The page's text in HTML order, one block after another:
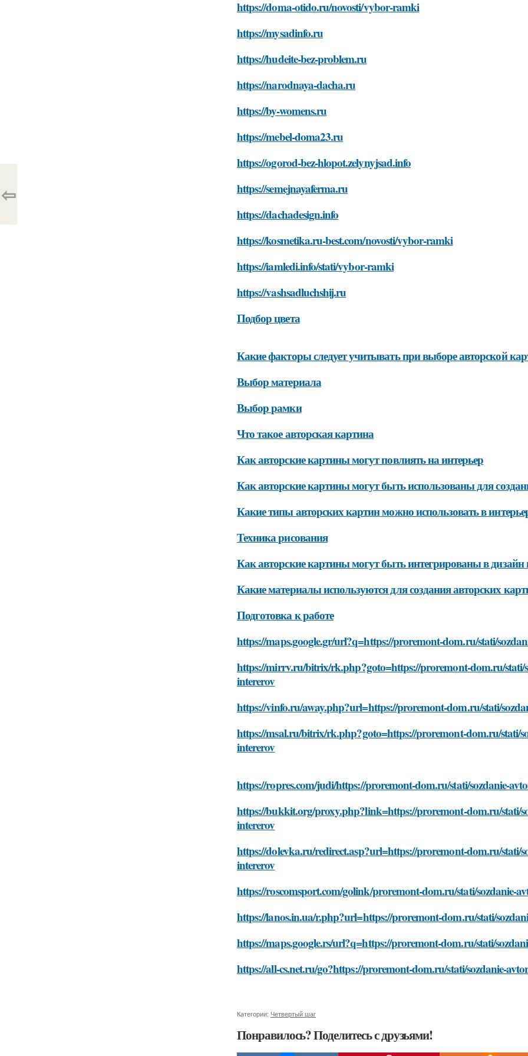
https://doma-otido.ru/novosti/vybor-ramki
https://mysadinfo.ru
https://hudeite-bez-problem.ru
https://narodnaya-dacha.ru
https://by-womens.ru
https://mebel-doma23.ru
https://ogorod-bez-hlopot.zelynyjsad.info
https://semejnayaferma.ru
https://dachadesign.info
https://kosmetika.ru-best.com/novosti/vybor-ramki
https://iamledi.info/stati/vybor-ramki
https://vashsadluchshij.ru
Подбор цвета
Какие факторы следует учитывать при выборе авторской
Выбор материала
Выбор рамки
Что такое авторская картина
Как авторские картины могут повлиять на интерьер
Как авторские картины могут быть использованы для
Какие типы авторских картин можно использовать в
Техника рисования
Как авторские картины могут быть интегрированы в дизайн
Какие материалы используются для создания авторских
Подготовка к работе
https://maps.google.gr/url?q=https://proremont-dom.ru/stati/
https://mirrv.ru/bitrix/rk.php?goto=https://proremont-dom.ru/
intererov
https://vinfo.ru/away.php?url=https://proremont-dom.ru/stati/
https://msal.ru/bitrix/rk.php?goto=https://proremont-dom.ru/stati/
intererov
https://ropres.com/judi/https://proremont-dom.ru/stati/sozdanie-
https://bukkit.org/proxy.php?link=https://proremont-dom.ru/stati/
intererov
https://dolevka.ru/redirect.asp?url=https://proremont-dom.ru/
intererov
https://roscomsport.com/golink/proremont-dom.ru/stati/sozdanie-
https://lanos.in.ua/r.php?url=https://proremont-dom.ru/stati/
https://maps.google.rs/url?q=https://proremont-dom.ru/stati/
https://all-cs.net.ru/go?https://proremont-dom.ru/stati/sozdanie-
Категории: Четвертый шаг
Понравилось? Поделитесь с друзьями!
⇦